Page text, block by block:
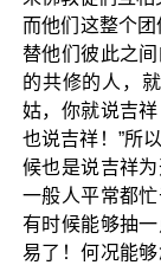
而他们这整个团
替他们彼此之
的共修的人，
姑，你就说吉
也说吉祥！”所
候也是说吉祥
一般人平常都
有时候能够抽
易了！何况能